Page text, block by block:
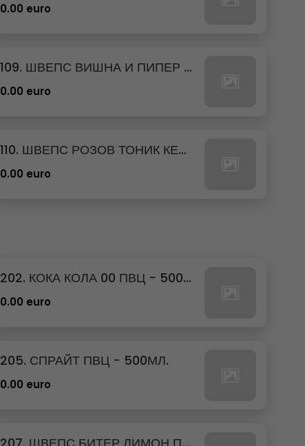
0.00 euro
109. ШВЕПС ВИШНА И ПИПЕР КЕН - 330МЛ.
0.00 euro
110. ШВЕПС РОЗОВ ТОНИК КЕН - 330МЛ.
0.00 euro
202. КОКА КОЛА 00 ПВЦ - 500МЛ.
0.00 euro
205. СПРАЙТ ПВЦ - 500МЛ.
0.00 euro